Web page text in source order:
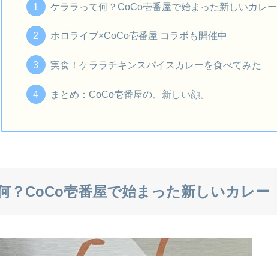
ケララって何？CoCo壱番屋で始まった新しいカレー
ホロライブ×CoCo壱番屋 コラボも開催中
実食！ケララチキンスパイスカレーを食べてみた
まとめ：CoCo壱番屋の、新しい顔。
？CoCo壱番屋で始まった新しいカレー